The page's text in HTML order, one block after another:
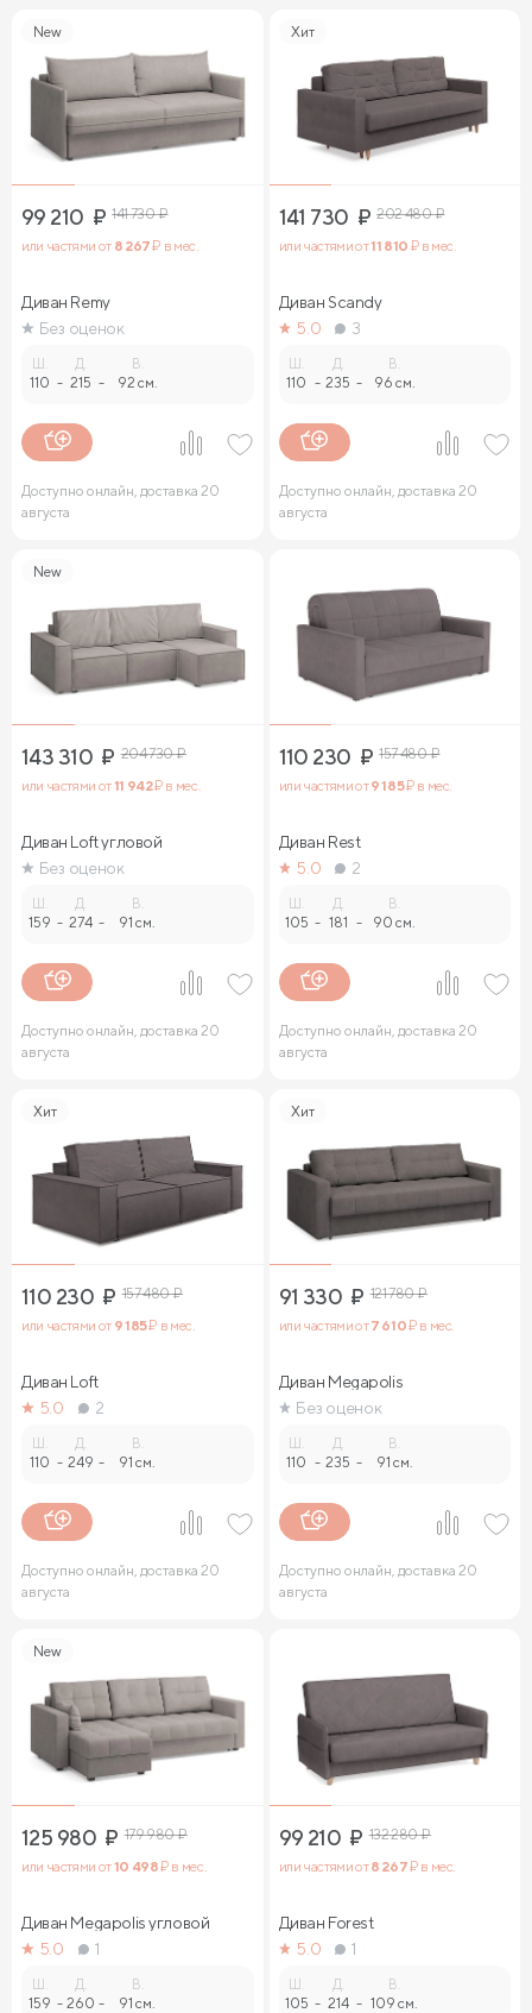
New
99 210 ₽ 141 730₽
или частями от 8 267₽ в мес.
Диван Remy
Без оценок
110 -
Д.
215 -
В.
92 см.
Доступно онлайн, доставка 20
августа
Хит
141 730 ₽ 202 480₽
или частями от11 810 ₽ в мес.
Диван Sсandy
5.0
3
110 -
Д.
235 -
В.
96 см.
Доступно онлайн, доставка 20
августа
New
143 310 ₽ 204 730₽
или частями от11 942₽ в мес.
Диван Loft угловой
Без оценок
159 -
Д.
274 -
В.
91 см.
Доступно онлайн, доставка 20
августа
110 230 ₽ 157 480₽
или частями от9 185₽ в мес.
Диван Rest
5.0
2
105 -
Д.
181 -
В.
90 см.
Доступно онлайн, доставка 20
августа
Хит
110 230 ₽ 157 480₽
или частями от 9 185₽ в мес.
Диван Loft
5.0
2
110 -
Д.
249 -
В.
91 см.
Доступно онлайн, доставка 20
августа
Хит
91 330 ₽ 121 780₽
или частями от7 610₽ в мес.
Диван Megapolis
Без оценок
110 -
Д.
235 -
В.
91 см.
Доступно онлайн, доставка 20
августа
New
125 980 ₽ 179 980₽
или частями от10 498₽ в мес.
Диван Megapolis угловой
5.0
1
Ш.
159 -
Д.
260 -
В.
91 см.
99 210 ₽ 132 280₽
или частями от8 267₽ в мес.
Диван Forest
5.0
1
Ш.
105 -
Д.
214 -
В.
109 см.